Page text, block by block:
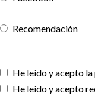
Recomendación
Contact
Email
He leído y acepto
He leído y acepto